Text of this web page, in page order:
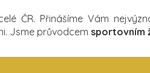
ČR. Přinášíme Vám
Jsme průvodcem sportovním